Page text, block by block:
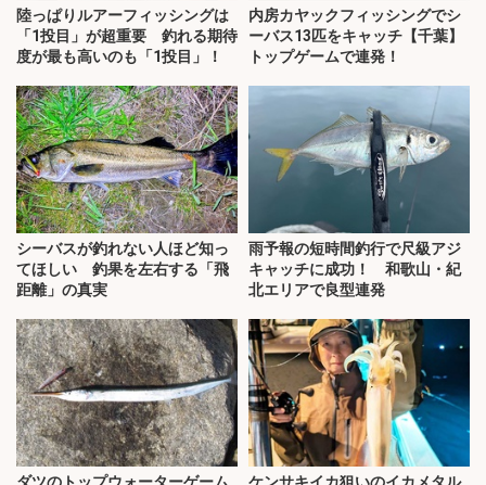
陸っぱりルアーフィッシングは
「1投目」が超重要 釣れる期待
度が最も高いのも「1投目」！
内房カヤックフィッシングでシ
ーバス13匹をキャッチ【千葉】
トップゲームで連発！
シーバスが釣れない人ほど知っ
てほしい 釣果を左右する「飛
距離」の真実
雨予報の短時間釣行で尺級アジ
キャッチに成功！ 和歌山・紀
北エリアで良型連発